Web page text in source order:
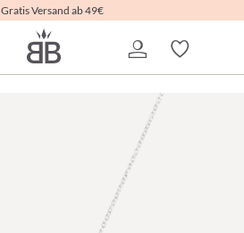
Gratis Versand ab 49€